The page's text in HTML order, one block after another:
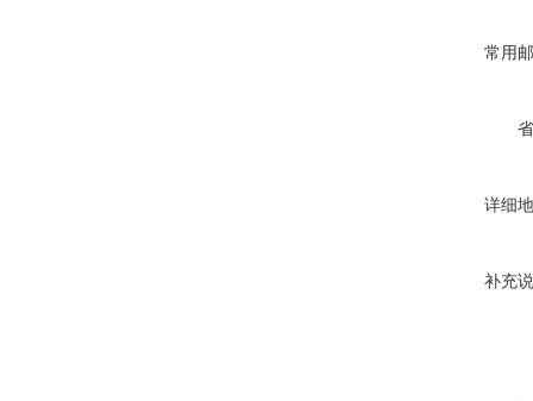
常用
详细
补充